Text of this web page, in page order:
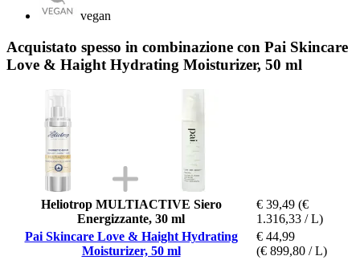
vegan
Acquistato spesso in combinazione con Pai Skincare
Love & Haight Hydrating Moisturizer, 50 ml
Heliotrop MULTIACTIVE Siero
Energizzante, 30 ml
€ 39,49 (€
1.316,33 / L)
Pai Skincare Love & Haight Hydrating
Moisturizer, 50 ml
€ 44,99
(€ 899,80 / L)